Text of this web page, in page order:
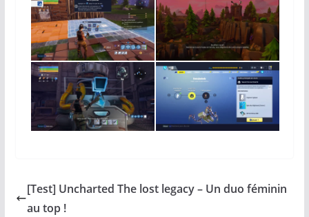
[Test] Uncharted The lost legacy – Un duo féminin
au top !